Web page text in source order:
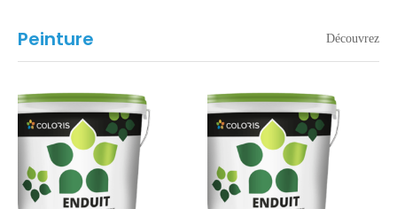
Peinture Découvrez